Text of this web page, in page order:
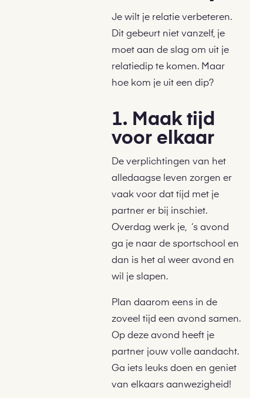
Je wilt je relatie verbeteren.
Dit gebeurt niet vanzelf, je
moet aan de slag om uit je
relatiedip te komen. Maar
hoe kom je uit een dip?
1. Maak tijd
voor elkaar
De verplichtingen van het
alledaagse leven zorgen er
vaak voor dat tijd met je
partner er bij inschiet.
Overdag werk je, ‘s avond
ga je naar de sportschool en
dan is het al weer avond en
wil je slapen.
Plan daarom eens in de
zoveel tijd een avond samen.
Op deze avond heeft je
partner jouw volle aandacht.
Ga iets leuks doen en geniet
van elkaars aanwezigheid!